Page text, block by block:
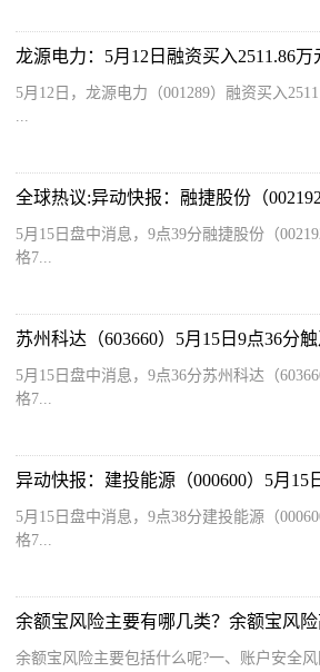
5月12日，龙源电力（001289）融资买入
...
5月15日盘中消息，9点39分融捷股份（
格7...
苏州科达（603660）5月15日9点36分
5月15日盘中消息，9点36分苏州科达（
格7...
5月15日盘中消息，9点38分建投能源（
格7...
余额宝风险主要有哪几类？余额宝风险
余额宝风险主要包括什么呢?一、账户安全